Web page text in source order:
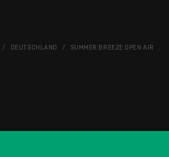
DEUTSCHLAND SUMMER BREEZE OPEN AIR